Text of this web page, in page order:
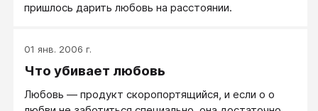
пришлось дарить любовь на расстоянии.
01 янв. 2006 г.
Что убивает любовь
Любовь — продукт скоропортящийся, и если о о